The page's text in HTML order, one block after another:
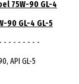
75W-90 GL-4
90 GL-4 GL-5
- - - - - - - -
API GL-5